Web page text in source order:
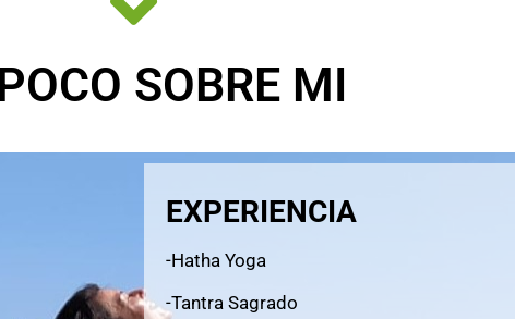
SOBRE MI
EXPERIENCIA
-Hatha Yoga
-Tantra Sagrado